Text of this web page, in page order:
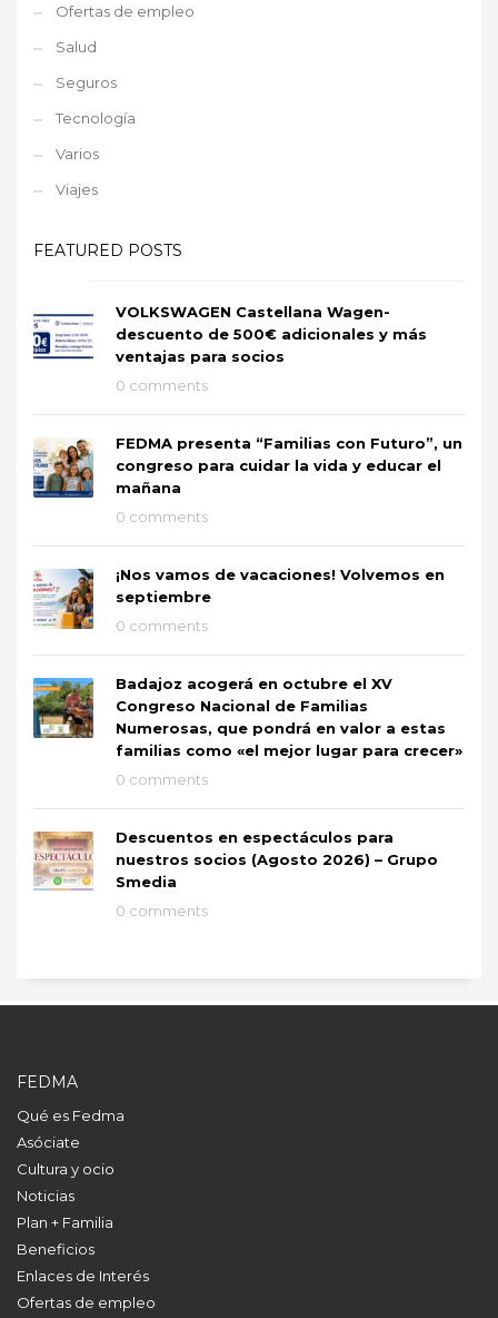
Ofertas de empleo
Salud
Seguros
Tecnología
Varios
Viajes
FEATURED POSTS
VOLKSWAGEN Castellana Wagen-
descuento de 500€ adicionales y más
ventajas para socios
0 comments
FEDMA presenta “Familias con Futuro”, un
congreso para cuidar la vida y educar el
mañana
0 comments
¡Nos vamos de vacaciones! Volvemos en
septiembre
0 comments
Badajoz acogerá en octubre el XV
Congreso Nacional de Familias
Numerosas, que pondrá en valor a estas
familias como «el mejor lugar para crecer»
0 comments
Descuentos en espectáculos para
nuestros socios (Agosto 2026) – Grupo
Smedia
0 comments
FEDMA
Qué es Fedma
Asóciate
Cultura y ocio
Noticias
Plan + Familia
Beneficios
Enlaces de Interés
Ofertas de empleo